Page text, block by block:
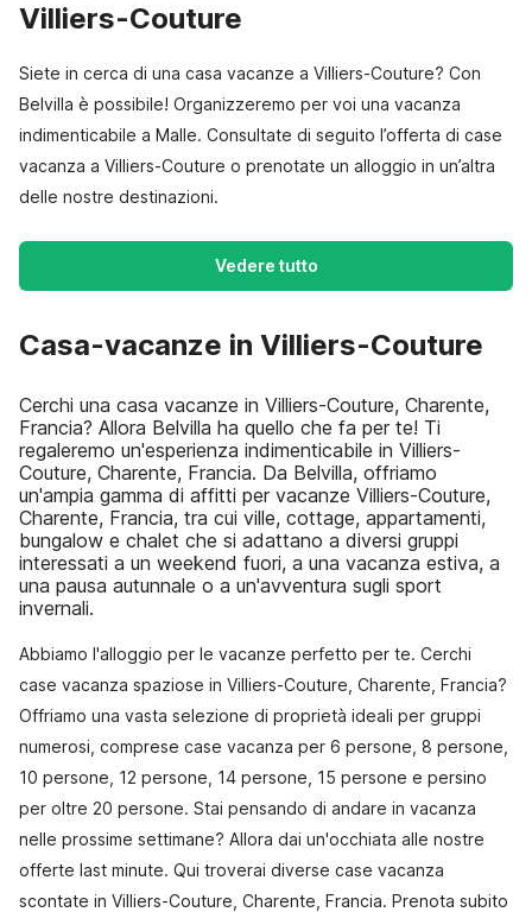
Villiers-Couture
Siete in cerca di una casa vacanze a Villiers-Couture? Con
Belvilla è possibile! Organizzeremo per voi una vacanza
indimenticabile a Malle. Consultate di seguito l’offerta di case
vacanza a Villiers-Couture o prenotate un alloggio in un’altra
delle nostre destinazioni.
Vedere tutto
Casa-vacanze in Villiers-Couture
Cerchi una casa vacanze in Villiers-Couture, Charente,
Francia? Allora Belvilla ha quello che fa per te! Ti
regaleremo un'esperienza indimenticabile in Villiers-
Couture, Charente, Francia. Da Belvilla, offriamo
un'ampia gamma di affitti per vacanze Villiers-Couture,
Charente, Francia, tra cui ville, cottage, appartamenti,
bungalow e chalet che si adattano a diversi gruppi
interessati a un weekend fuori, a una vacanza estiva, a
una pausa autunnale o a un'avventura sugli sport
invernali.
Abbiamo l'alloggio per le vacanze perfetto per te. Cerchi
case vacanza spaziose in Villiers-Couture, Charente, Francia?
Offriamo una vasta selezione di proprietà ideali per gruppi
numerosi, comprese case vacanza per 6 persone, 8 persone,
10 persone, 12 persone, 14 persone, 15 persone e persino
per oltre 20 persone. Stai pensando di andare in vacanza
nelle prossime settimane? Allora dai un'occhiata alle nostre
offerte last minute. Qui troverai diverse case vacanza
scontate in Villiers-Couture, Charente, Francia. Prenota subito